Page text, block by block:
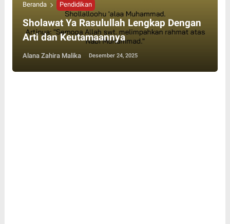
Beranda Pendidikan
Sholawat Ya Rasulullah Lengkap Dengan
Arti dan Keutamaannya
Alana Zahira Malika Desember 24, 2025